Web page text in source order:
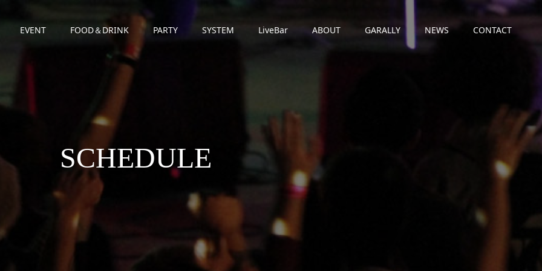
EVENT FOOD＆DRINK PARTY SYSTEM LiveBar ABOUT GARALLY NEWS CONTACT
SCHEDULE